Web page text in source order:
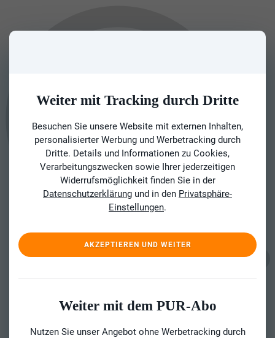
Weiter mit Tracking durch Dritte
Besuchen Sie unsere Website mit externen Inhalten,
personalisierter Werbung und Werbetracking durch
Dritte. Details und Informationen zu Cookies,
Verarbeitungszwecken sowie Ihrer jederzeitigen
Widerrufsmöglichkeit finden Sie in der
Datenschutzerklärung und in den Privatsphäre-
Einstellungen.
AKZEPTIEREN UND WEITER
Weiter mit dem PUR-Abo
Nutzen Sie unser Angebot ohne Werbetracking durch